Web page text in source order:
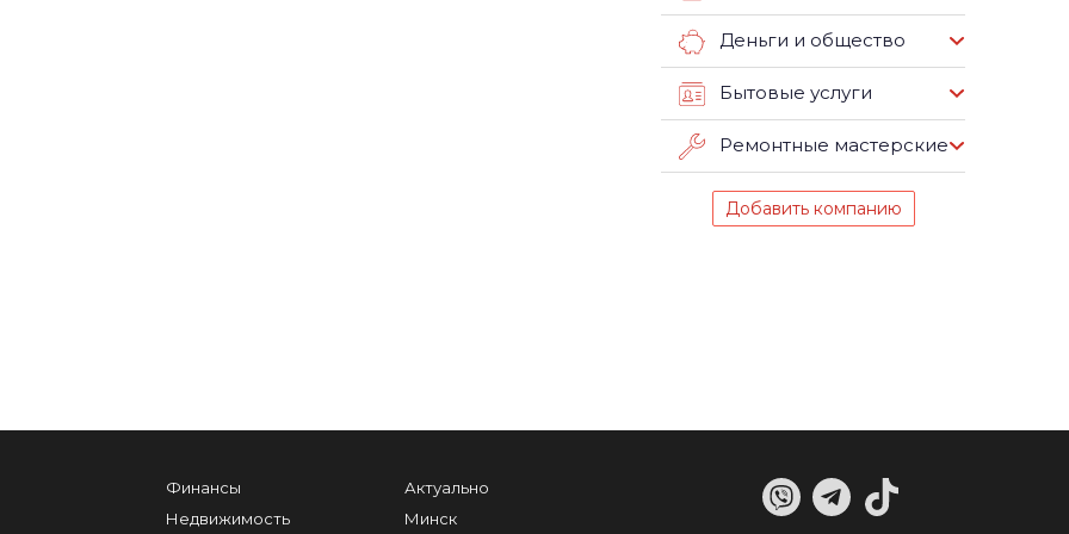
Деньги и общество
Бытовые услуги
Ремонтные мастерские
Добавить компанию
Финансы
Недвижимость
Актуально
Минск